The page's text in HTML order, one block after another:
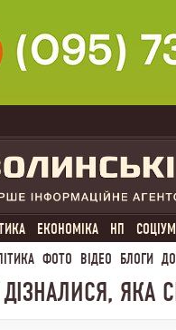
ЕКОНОМІКА НП СОЦІУМ
ФОТО ВІДЕО БЛОГИ
ЯКА